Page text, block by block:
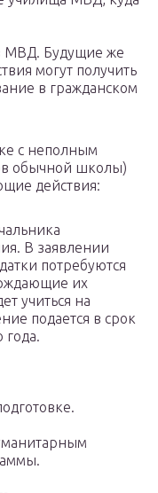
МВД. Будущие же
могут получить
в гражданском
с неполным
обычной школы)
действия:
В заявлении
потребуются
их
учиться на
подается в срок
года.